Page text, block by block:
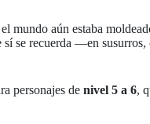
mundo aún estaba
se recuerda —en
personajes de nivel 5 a 6,